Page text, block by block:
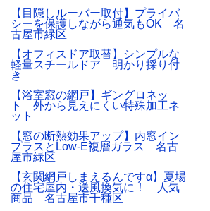
【目隠しルーバー取付】プライバ
シーを保護しながら通気もOK 名
古屋市緑区
【オフィスドア取替】シンプルな
軽量スチールドア 明かり採り付
き
【浴室窓の網戸】ギングロネッ
ト 外から見えにくい特殊加工ネ
ット
【窓の断熱効果アップ】内窓イン
プラスとLow-E複層ガラス 名古
屋市緑区
【玄関網戸しまえるんですα】夏場
の住宅屋内・送風換気に！ 人気
商品 名古屋市千種区